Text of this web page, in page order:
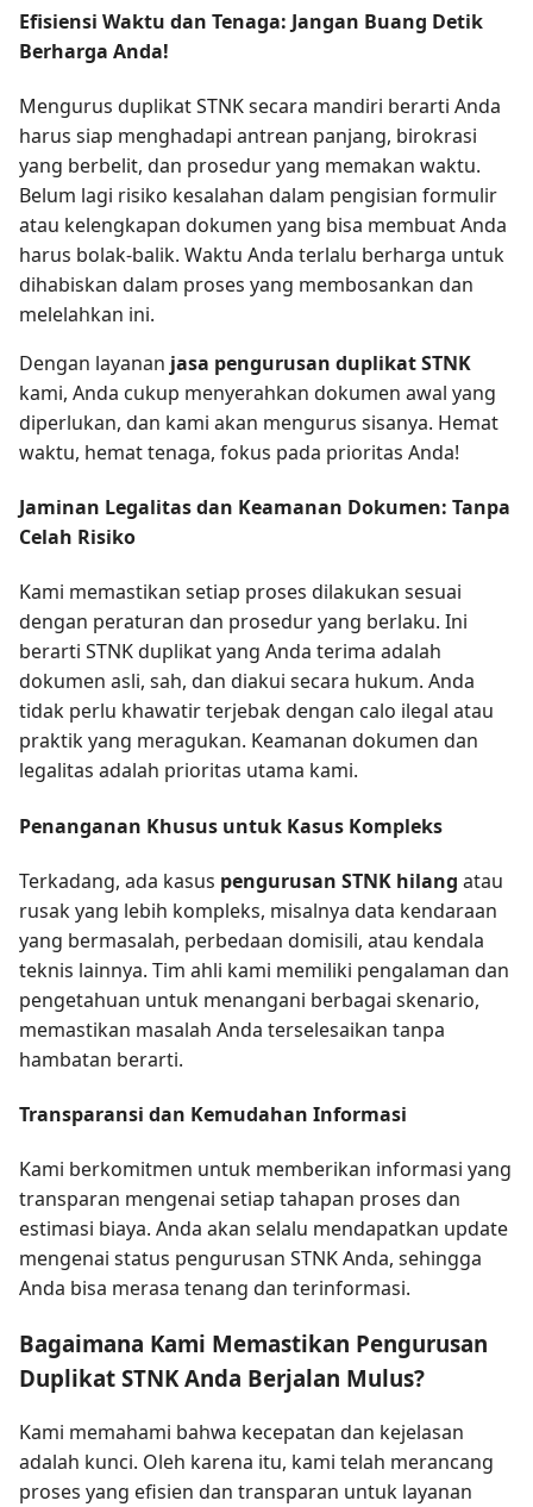
Efisiensi Waktu dan Tenaga: Jangan Buang Detik
Berharga Anda!
Mengurus duplikat STNK secara mandiri berarti Anda
harus siap menghadapi antrean panjang, birokrasi
yang berbelit, dan prosedur yang memakan waktu.
Belum lagi risiko kesalahan dalam pengisian formulir
atau kelengkapan dokumen yang bisa membuat Anda
harus bolak-balik. Waktu Anda terlalu berharga untuk
dihabiskan dalam proses yang membosankan dan
melelahkan ini.
Dengan layanan jasa pengurusan duplikat STNK
kami, Anda cukup menyerahkan dokumen awal yang
diperlukan, dan kami akan mengurus sisanya. Hemat
waktu, hemat tenaga, fokus pada prioritas Anda!
Jaminan Legalitas dan Keamanan Dokumen: Tanpa
Celah Risiko
Kami memastikan setiap proses dilakukan sesuai
dengan peraturan dan prosedur yang berlaku. Ini
berarti STNK duplikat yang Anda terima adalah
dokumen asli, sah, dan diakui secara hukum. Anda
tidak perlu khawatir terjebak dengan calo ilegal atau
praktik yang meragukan. Keamanan dokumen dan
legalitas adalah prioritas utama kami.
Penanganan Khusus untuk Kasus Kompleks
Terkadang, ada kasus pengurusan STNK hilang atau
rusak yang lebih kompleks, misalnya data kendaraan
yang bermasalah, perbedaan domisili, atau kendala
teknis lainnya. Tim ahli kami memiliki pengalaman dan
pengetahuan untuk menangani berbagai skenario,
memastikan masalah Anda terselesaikan tanpa
hambatan berarti.
Transparansi dan Kemudahan Informasi
Kami berkomitmen untuk memberikan informasi yang
transparan mengenai setiap tahapan proses dan
estimasi biaya. Anda akan selalu mendapatkan update
mengenai status pengurusan STNK Anda, sehingga
Anda bisa merasa tenang dan terinformasi.
Bagaimana Kami Memastikan Pengurusan
Duplikat STNK Anda Berjalan Mulus?
Kami memahami bahwa kecepatan dan kejelasan
adalah kunci. Oleh karena itu, kami telah merancang
proses yang efisien dan transparan untuk layanan